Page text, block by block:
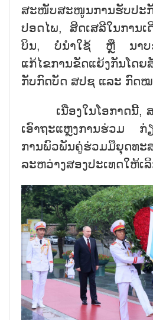
ສະໜັບສະໜູນການຮັບປະ
ປອດໄພ, ສິດເສລີໃນການ
ບິນ, ບໍ່ນຳໃຊ້ ຫຼື ນາບຂູ່
ແກ້ໄຂການຂັດແຍ້ງກັນໂດ
ກັບກົດບັດ ສປຊ ແລະ ກົດ
ເນື່ອງໃນໂອກາດນີ້, ສ
ເອົາຖະແຫຼງການຮ່ວມ ກ່
ການພົວພັນຄູ່ຮ່ວມມືຍຸດທະ
ລະຫວ່າງສອງປະເທດໃຫ້ເ